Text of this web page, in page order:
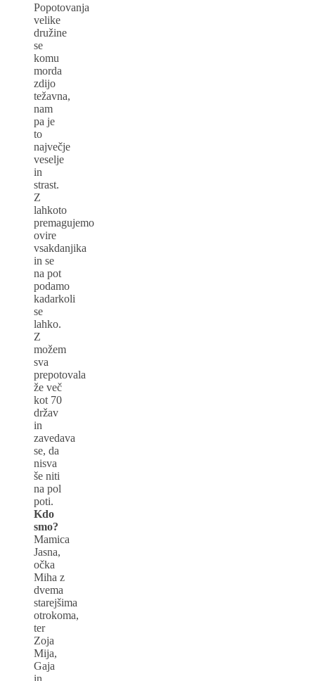
Popotovanja
velike
družine
se
komu
morda
zdijo
težavna,
nam
pa je
to
največje
veselje
in
strast.
Z
lahkoto
premagujemo
ovire
vsakdanjika
in se
na pot
podamo
kadarkoli
se
lahko.
Z
možem
sva
prepotovala
že več
kot 70
držav
in
zavedava
se, da
nisva
še niti
na pol
poti.
Kdo
smo?
Mamica
Jasna,
očka
Miha z
dvema
starejšima
otrokoma,
ter
Zoja
Mija,
Gaja
in